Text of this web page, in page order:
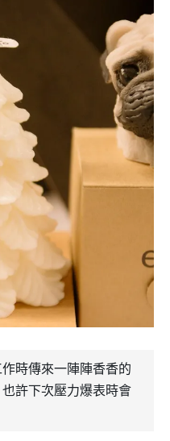
時傳來一陣陣香香的
許下次壓力爆表時會